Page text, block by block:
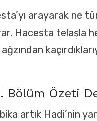
arayarak ne
Hacesta telaşla
Bölüm Özeti
artık Hadi’nin